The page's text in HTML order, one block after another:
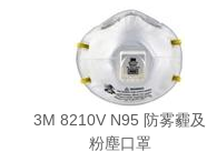
3M 8210V N95 防雾霾及
粉塵口罩